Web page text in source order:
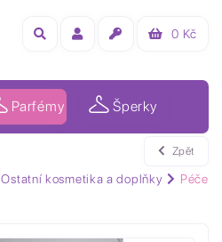
0 Kč
Parfémy Šperky
Ostatní kosmetika a doplňky
Péče
Zpět